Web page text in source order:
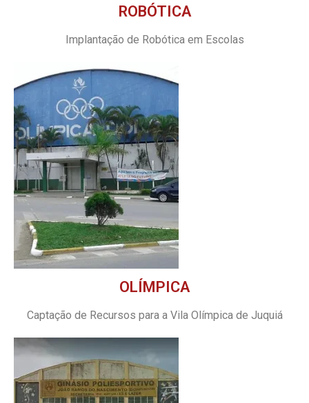
ROBÓTICA
Implantação de Robótica em Escolas
OLÍMPICA
Captação de Recursos para a Vila Olímpica de Juquiá